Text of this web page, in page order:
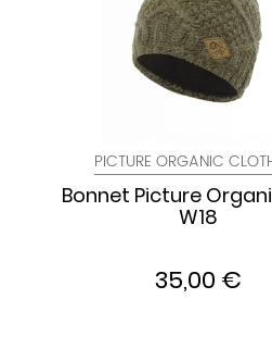
PICTURE ORGANIC
Bonnet Picture
W18
35,00 €